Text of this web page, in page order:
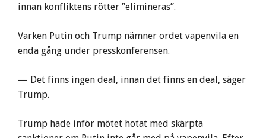
innan konfliktens rötter ”elimineras”.
Varken Putin och Trump nämner ordet vapenvila en
enda gång under presskonferensen.
— Det finns ingen deal, innan det finns en deal, säger
Trump.
Trump hade inför mötet hotat med skärpta